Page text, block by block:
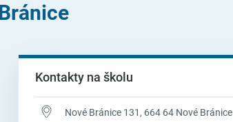
Kontakty na školu
Nové Bránice 131, 664 64 Nové Bránice